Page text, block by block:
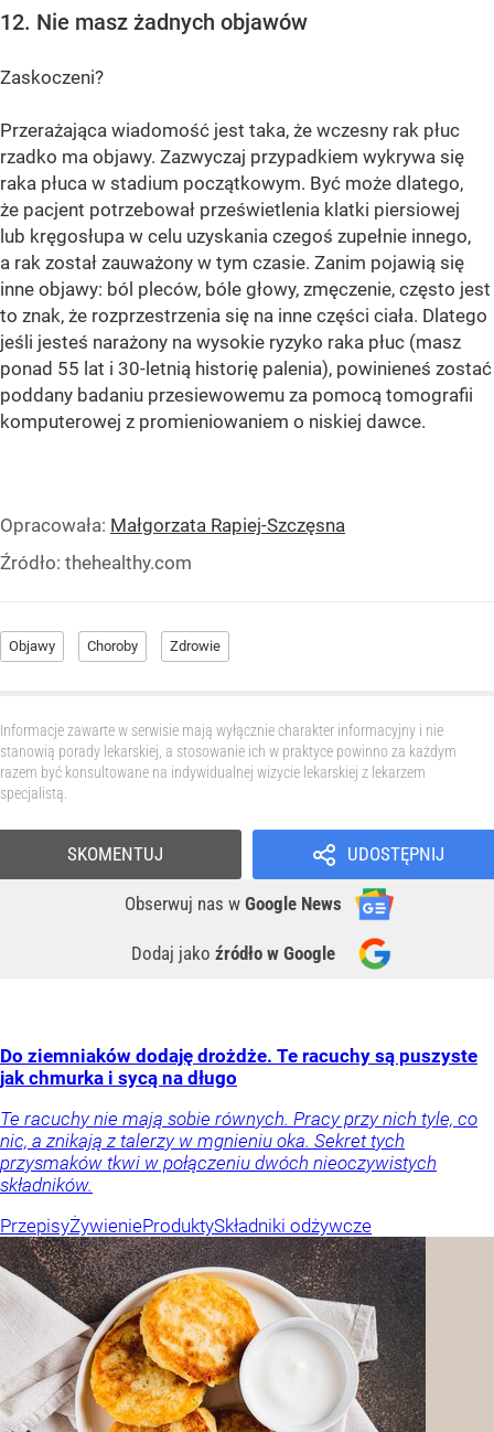
12. Nie masz żadnych objawów
Zaskoczeni?
Przerażająca wiadomość jest taka, że ​​wczesny rak płuc
rzadko ma objawy. Zazwyczaj przypadkiem wykrywa się
raka płuca w stadium początkowym. Być może dlatego,
że pacjent potrzebował prześwietlenia klatki piersiowej
lub kręgosłupa w celu uzyskania czegoś zupełnie innego,
a rak został zauważony w tym czasie. Zanim pojawią się
inne objawy: ból pleców, bóle głowy, zmęczenie, często jest
to znak, że rozprzestrzenia się na inne części ciała. Dlatego
jeśli jesteś narażony na wysokie ryzyko raka płuc (masz
ponad 55 lat i 30-letnią historię palenia), powinieneś zostać
poddany badaniu przesiewowemu za pomocą tomografii
komputerowej z promieniowaniem o niskiej dawce.
Opracowała: Małgorzata Rapiej-Szczęsna
Źródło: thehealthy.com
Objawy Choroby Zdrowie
Informacje zawarte w serwisie mają wyłącznie charakter informacyjny i nie
stanowią porady lekarskiej, a stosowanie ich w praktyce powinno za każdym
razem być konsultowane na indywidualnej wizycie lekarskiej z lekarzem
specjalistą.
UDOSTĘPNIJ
Obserwuj nas w Google News
Dodaj jako źródło w Google
SKOMENTUJ
Do ziemniaków dodaję drożdże. Te racuchy są puszyste
jak chmurka i sycą na długo
Te racuchy nie mają sobie równych. Pracy przy nich tyle, co
nic, a znikają z talerzy w mgnieniu oka. Sekret tych
przysmaków tkwi w połączeniu dwóch nieoczywistych
składników.
PrzepisyŻywienieProduktySkładniki odżywcze